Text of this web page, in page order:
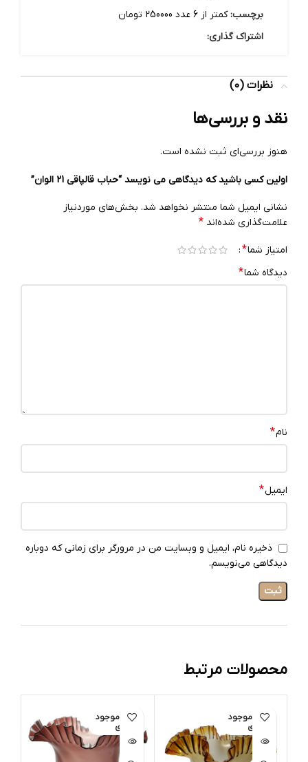
برچسب: کمتر از 6 عدد 250000 تومان
اشتراک گذاری:
نظرات (0)
نقد و بررسی‌ها
هنوز بررسی‌ای ثبت نشده است.
اولین کسی باشید که دیدگاهی می نویسد “حباب قالپاقی 21 الوان”
نشانی ایمیل شما منتشر نخواهد شد. بخش‌های موردنیاز
علامت‌گذاری شده‌اند *
امتیاز شما*
دیدگاه شما*
نام*
ایمیل*
ذخیره نام، ایمیل و وبسایت من در مرورگر برای زمانی که دوباره
دیدگاهی می‌نویسم.
محصولات مرتبط
اتمام موجود
ی
اتمام موجود
ی